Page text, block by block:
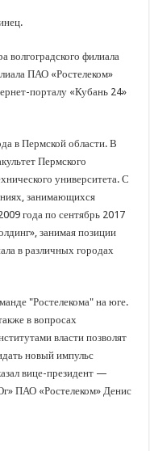
компанию
молодежный форум «Регион 93»
волгоградского филиала
ПАО «Ростелеком»
порталу «Кубань 24»
в Пермской области. В
Пермского
университета. С
занимающихся
года по сентябрь 2017
занимая позиции
в различных городах
"Ростелекома" на юге.
в вопросах
власти позволят
новый импульс
вице-президент —
ПАО «Ростелеком» Денис